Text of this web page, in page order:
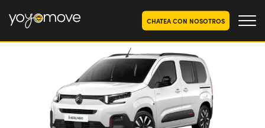
CHATEA CON NOSOTROS
OFERTAS RENTING COCHES
Particulares
Autónomos y Empresas
OFERTAS RENTING
SEGUNDA MANO